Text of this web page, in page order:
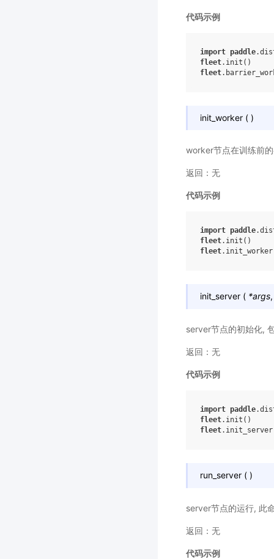
代码示例
import paddle
fleet. init ()
fleet.
init_worker ( )
worker节点在训练前
返回：无
代码示例
import paddle
fleet. init ()
fleet. init_worker
init_server ( *args
server节点的初始化,
返回：无
代码示例
import paddle
fleet. init ()
fleet. init_server
run_server ( )
server节点的运行, 此
返回：无
代码示例